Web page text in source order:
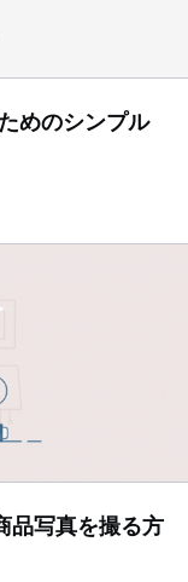
めのシンプル
品写真を撮る方